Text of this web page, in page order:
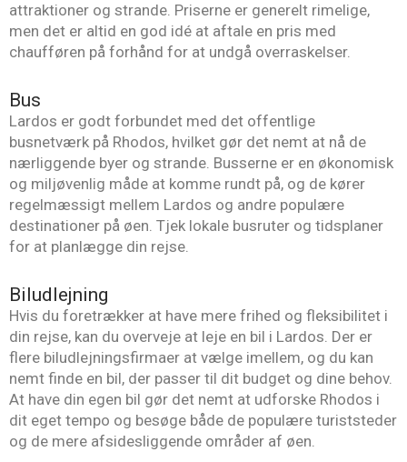
attraktioner og strande. Priserne er generelt rimelige,
men det er altid en god idé at aftale en pris med
chaufføren på forhånd for at undgå overraskelser.
Bus
Lardos er godt forbundet med det offentlige
busnetværk på Rhodos, hvilket gør det nemt at nå de
nærliggende byer og strande. Busserne er en økonomisk
og miljøvenlig måde at komme rundt på, og de kører
regelmæssigt mellem Lardos og andre populære
destinationer på øen. Tjek lokale busruter og tidsplaner
for at planlægge din rejse.
Biludlejning
Hvis du foretrækker at have mere frihed og fleksibilitet i
din rejse, kan du overveje at leje en bil i Lardos. Der er
flere biludlejningsfirmaer at vælge imellem, og du kan
nemt finde en bil, der passer til dit budget og dine behov.
At have din egen bil gør det nemt at udforske Rhodos i
dit eget tempo og besøge både de populære turiststeder
og de mere afsidesliggende områder af øen.